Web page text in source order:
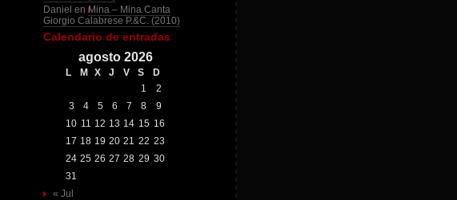
Daniel en Mina – Mina Canta
Giorgio Calabrese P.&C. (2010)
Calendario de entradas
agosto 2026
L M X J V S
D
1
2
3
4 5 6 7 8
9
10 11 12 13 14 15 16
17 18 19 20 21 22 23
24 25 26 27 28 29 30
31
« Jul